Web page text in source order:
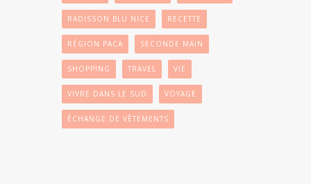
RADISSON BLU NICE RECETTE
RÉGION PACA SECONDE MAIN
SHOPPING TRAVEL VIE
VIVRE DANS LE SUD VOYAGE
ÉCHANGE DE VÊTEMENTS